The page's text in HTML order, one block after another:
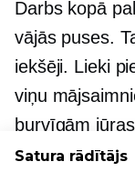
Darbs kopā
vājās puses.
iekšēji. Lieki
viņu
burvīgām
Satura rādītājs